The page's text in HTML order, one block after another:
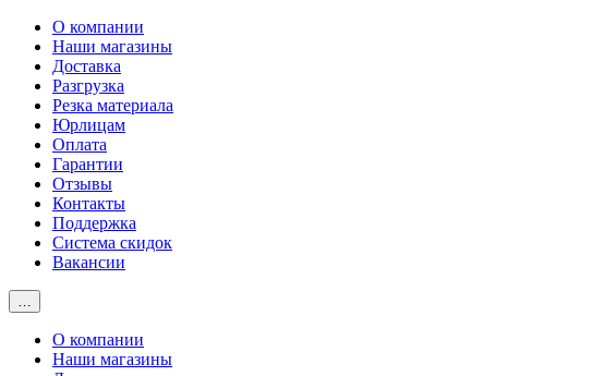
О компании
Наши магазины
Доставка
Разгрузка
Резка материала
Юрлицам
Оплата
Гарантии
Отзывы
Контакты
Поддержка
Система скидок
Вакансии
…
О компании
Наши магазины